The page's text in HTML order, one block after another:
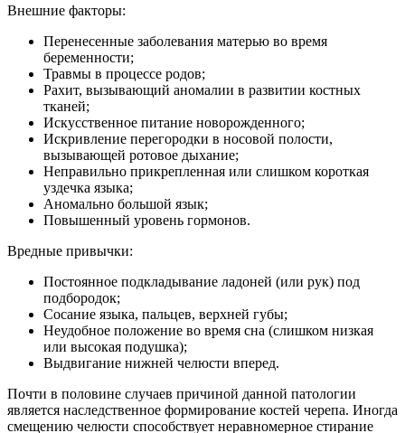
Внешние факторы:
Перенесенные заболевания матерью во время
беременности;
Травмы в процессе родов;
Рахит, вызывающий аномалии в развитии костных
тканей;
Искусственное питание новорожденного;
Искривление перегородки в носовой полости,
вызывающей ротовое дыхание;
Неправильно прикрепленная или слишком короткая
уздечка языка;
Аномально большой язык;
Повышенный уровень гормонов.
Вредные привычки:
Постоянное подкладывание ладоней (или рук) под
подбородок;
Сосание языка, пальцев, верхней губы;
Неудобное положение во время сна (слишком низкая
или высокая подушка);
Выдвигание нижней челюсти вперед.
Почти в половине случаев причиной данной патологии
является наследственное формирование костей черепа. Иногда
смещению челюсти способствует неравномерное стирание